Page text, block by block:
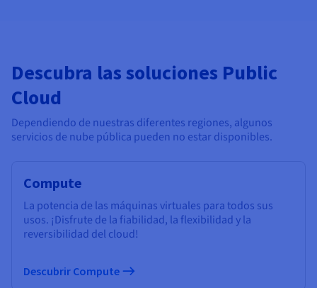
Descubra las soluciones Public
Cloud
Dependiendo de nuestras diferentes regiones, algunos
servicios de nube pública pueden no estar disponibles.
Compute
La potencia de las máquinas virtuales para todos sus
usos. ¡Disfrute de la fiabilidad, la flexibilidad y la
reversibilidad del cloud!
Descubrir Compute